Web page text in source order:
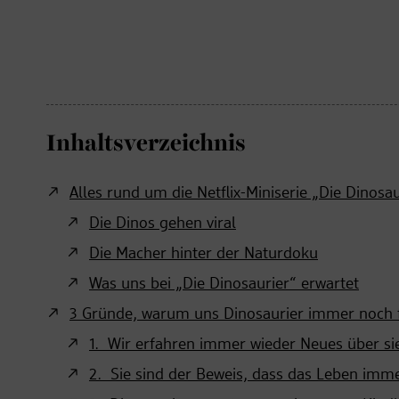
Inhaltsverzeichnis
Alles rund um die Netflix-Miniserie „Die
Die Dinos gehen viral
Die Macher hinter der Naturdoku
Was uns bei „Die Dinosaurier“ erwartet
3 Gründe, warum uns Dinosaurier immer noch
1. Wir erfahren immer wieder Neues über
2. Sie sind der Beweis, dass das Leben